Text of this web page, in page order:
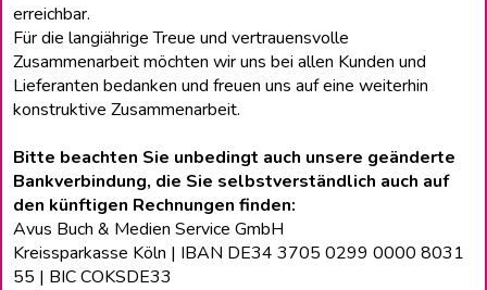
erreichbar.
Für die langiährige Treue und vertrauensvolle
Zusammenarbeit möchten wir uns bei allen Kunden und
Lieferanten bedanken und freuen uns auf eine weiterhin
konstruktive Zusammenarbeit.
Bitte beachten Sie unbedingt auch unsere geänderte
Bankverbindung, die Sie selbstverständlich auch auf
den künftigen Rechnungen finden:
Avus Buch & Medien Service GmbH
Kreissparkasse Köln | IBAN DE34 3705 0299 0000 8031
55 | BIC COKSDE33